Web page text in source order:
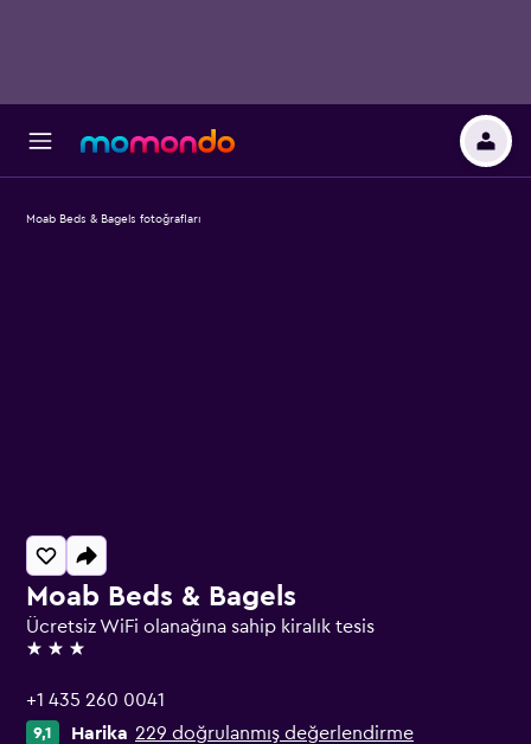
Moab Beds & Bagels
Ücretsiz WiFi olanağına sahip kiralık tesis
3 yıldız
+1 435 260 0041
9,1 Harika 229 doğrulanmış değerlendirme
Moab Beds & Bagels fotoğrafları